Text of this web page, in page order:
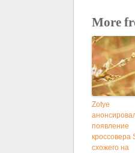
More
Zotye
появление
кроссовера
схожего на